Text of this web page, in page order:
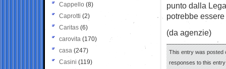
punto dalla
potrebbe
(da agenzie)
This entry was posted
responses to this
Cappello (8)
Caprotti (2)
Caritas (6)
carovita (170)
casa (247)
Casini (119)